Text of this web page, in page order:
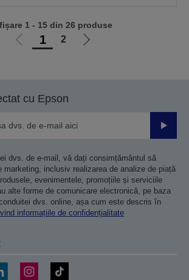
Mergi
1 2
Mergi
1 - 15 din 26 produse
cu Epson
dvs. de e-mail, vă dați consimțământul să
marketing, inclusiv realizarea de analize de piață
evenimentele, promoțiile și serviciile
alte forme de comunicare electronică, pe baza
dvs. online, așa cum este descris în
informațiile de confidențialitate